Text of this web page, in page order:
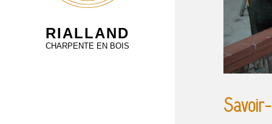
RIALLAND
CHARPENTE EN BOIS